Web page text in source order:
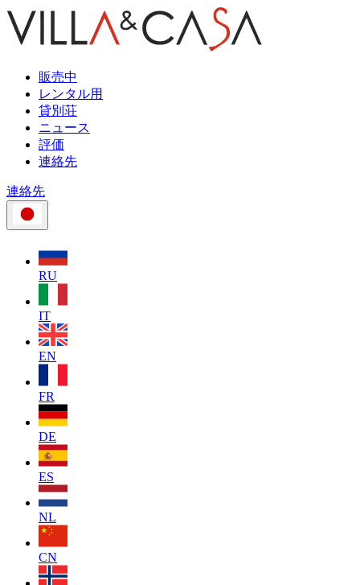
販売中
レンタル用
貸別荘
ニュース
評価
連絡先
連絡先
RU
IT
EN
FR
DE
ES
NL
CN